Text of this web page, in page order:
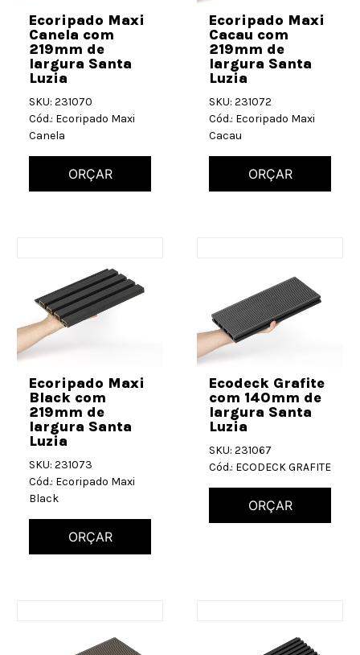
Ecoripado Maxi
Canela com
219mm de
largura Santa
Luzia
SKU: 231070
Cód.: Ecoripado Maxi
Canela
ORÇAR
Ecoripado Maxi
Cacau com
219mm de
largura Santa
Luzia
SKU: 231072
Cód.: Ecoripado Maxi
Cacau
ORÇAR
Ecoripado Maxi
Black com
219mm de
largura Santa
Luzia
SKU: 231073
Cód.: Ecoripado Maxi
Black
ORÇAR
Ecodeck Grafite
com 140mm de
largura Santa
Luzia
SKU: 231067
Cód.: ECODECK GRAFITE
ORÇAR